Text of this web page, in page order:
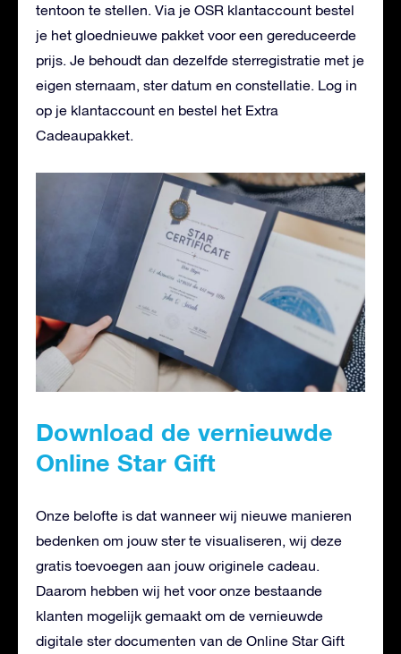
tentoon te stellen. Via je OSR klantaccount bestel
je het gloednieuwe pakket voor een gereduceerde
prijs. Je behoudt dan dezelfde sterregistratie met je
eigen sternaam, ster datum en constellatie. Log in
op je klantaccount en bestel het Extra
Cadeaupakket.
Download de vernieuwde
Online Star Gift
Onze belofte is dat wanneer wij nieuwe manieren
bedenken om jouw ster te visualiseren, wij deze
gratis toevoegen aan jouw originele cadeau.
Daarom hebben wij het voor onze bestaande
klanten mogelijk gemaakt om de vernieuwde
digitale ster documenten van de Online Star Gift